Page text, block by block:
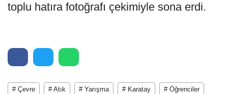
toplu hatıra fotoğrafı çekimiyle sona erdi.
# Çevre # Atık # Yarışma # Karatay # Öğrenciler